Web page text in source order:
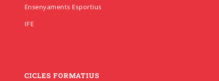
Ensenyaments Esportius
IFE
CICLES FORMATIUS